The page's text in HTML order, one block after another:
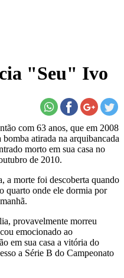
"Seu" Ivo
com 63 anos, que em 2008
atirada na arquibancada
morto em sua casa no
de 2010.
a morte foi descoberta quando
quarto onde ele dormia por
provavelmente morreu
emocionado ao
em sua casa a vitória do
a Série B do Campeonato